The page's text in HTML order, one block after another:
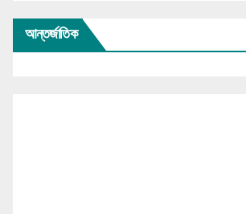
আন্তর্জাতিক